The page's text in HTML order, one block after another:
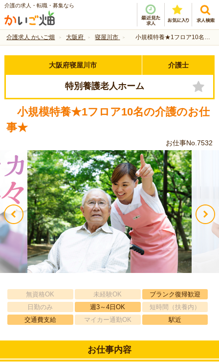
介護の求人・転職・募集なら
介護求人 かいご畑 大阪府 寝屋川市 小規模特養★1フロア10名の介護のお仕事★
大阪府寝屋川市 介護士
特別養護老人ホーム
小規模特養★1フロア10名の介護のお仕
事★
お仕事No.7532
無資格OK 未経験OK
ブランク復帰歓迎
日勤のみ
週3～4日OK
短時間（扶養内）
交通費支給
マイカー通勤OK 駅近
お仕事内容